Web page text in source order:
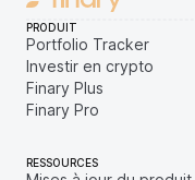
PRODUIT
Portfolio Tracker
Investir en crypto
Finary Plus
Finary Pro
RESSOURCES